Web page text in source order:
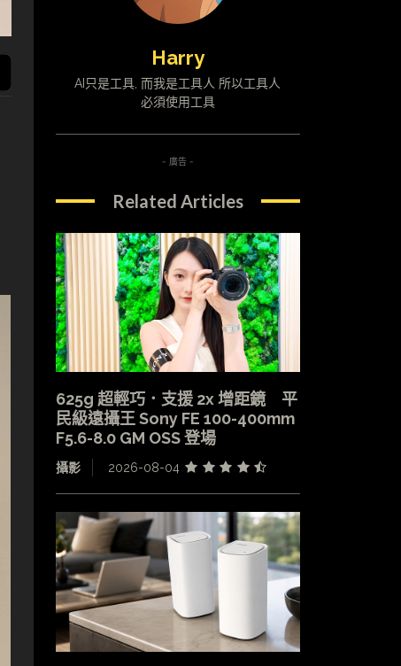
Harry
AI只是工具, 而我是工具人 所以工具人
必須使用工具
- 廣告 -
Related Articles
625g 超輕巧．支援 2x 增距鏡 平
民級遠攝王 Sony FE 100-400mm
F5.6-8.0 GM OSS 登場
攝影 2026-08-04